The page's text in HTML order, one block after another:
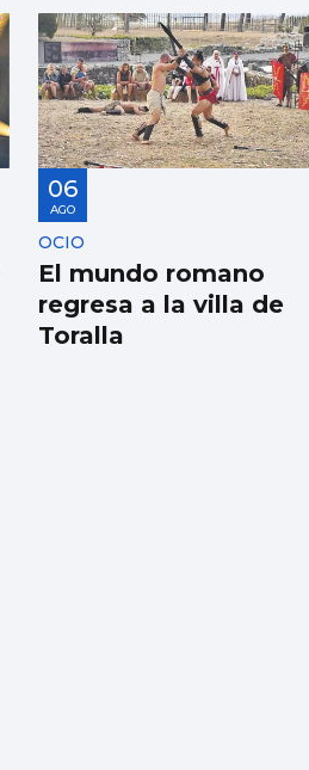
06
AGO
OCIO
El mundo romano
regresa a la villa de
Toralla